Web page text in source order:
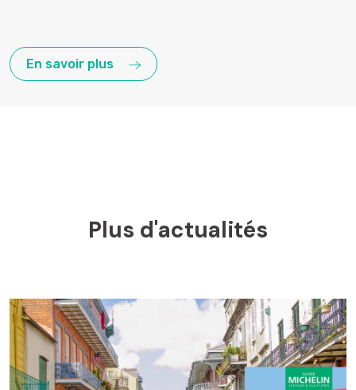
En savoir plus
Plus d'actualités